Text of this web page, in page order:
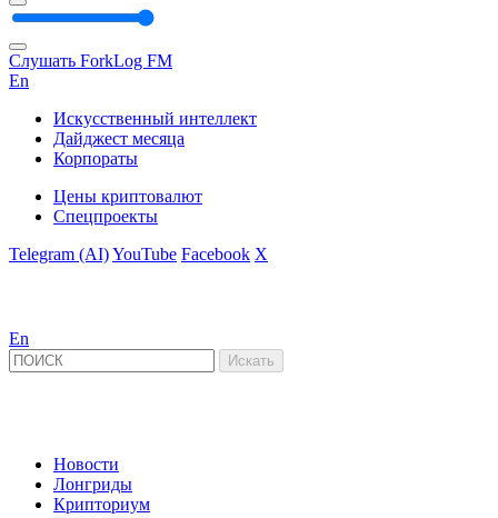
Слушать ForkLog FM
En
Искусственный интеллект
Дайджест месяца
Корпораты
Цены криптовалют
Спецпроекты
Telegram (AI)YouTube Facebook X
En
Новости
Лонгриды
Крипториум